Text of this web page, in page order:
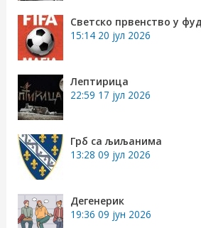
з
:
Светско првенство у
15:14 20 јул 2026
Лептирица
22:59 17 јул 2026
Грб са љиљанима
13:28 09 јул 2026
Дегенерик
19:36 09 јун 2026